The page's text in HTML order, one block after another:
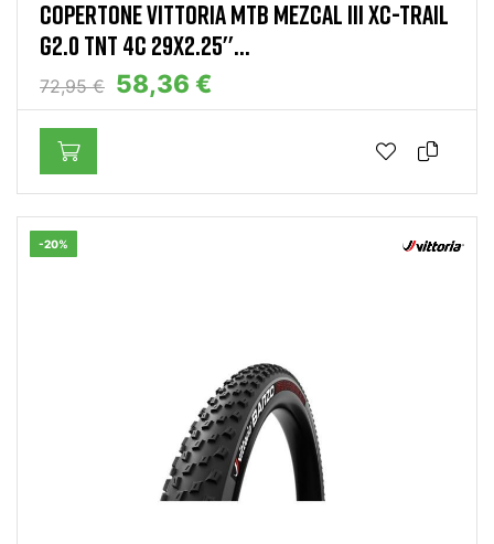
COPERTONE VITTORIA MTB MEZCAL III XC-TRAIL
G2.0 TNT 4C 29X2.25''...
72,95 € 58,36 €
-20%